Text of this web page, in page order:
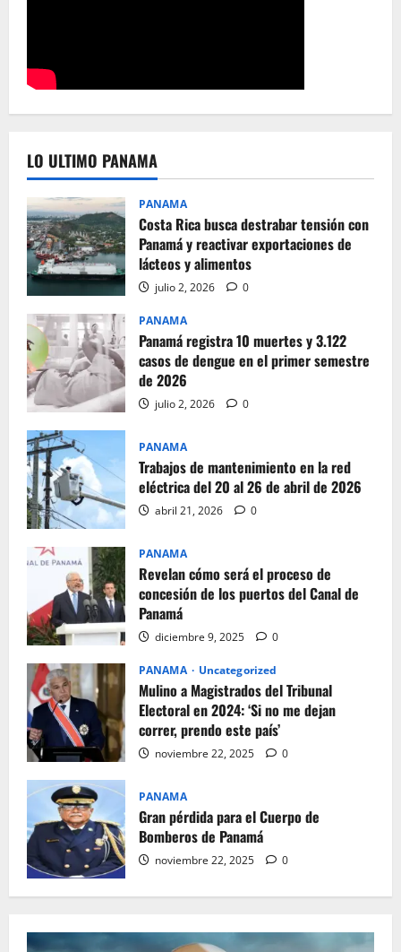
LO ULTIMO PANAMA
PANAMA
Costa Rica busca destrabar tensión con
Panamá y reactivar exportaciones de
lácteos y alimentos
julio 2, 2026 0
PANAMA
Panamá registra 10 muertes y 3.122
casos de dengue en el primer semestre
de 2026
julio 2, 2026 0
PANAMA
Trabajos de mantenimiento en la red
eléctrica del 20 al 26 de abril de 2026
abril 21, 2026 0
PANAMA
Revelan cómo será el proceso de
concesión de los puertos del Canal de
Panamá
diciembre 9, 2025 0
PANAMA Uncategorized
Mulino a Magistrados del Tribunal
Electoral en 2024: ‘Si no me dejan
correr, prendo este país’
noviembre 22, 2025 0
PANAMA
Gran pérdida para el Cuerpo de
Bomberos de Panamá
noviembre 22, 2025 0